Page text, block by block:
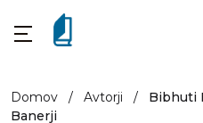
Domov / Avtorji /
Bibhuti
Banerji